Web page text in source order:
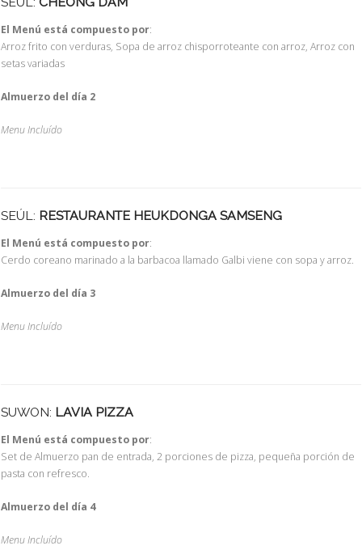
El Menú está compuesto por:
Arroz frito con verduras, Sopa de arroz chisporroteante con arroz, Arroz con
setas variadas
Almuerzo del día 2
Menu Incluído
SEÚL: RESTAURANTE HEUKDONGA SAMSENG
El Menú está compuesto por:
Cerdo coreano marinado a la barbacoa llamado Galbi viene con sopa y arroz.
Almuerzo del día 3
Menu Incluído
SUWON: LAVIA PIZZA
El Menú está compuesto por:
Set de Almuerzo pan de entrada, 2 porciones de pizza, pequeña porción de
pasta con refresco.
Almuerzo del día 4
Menu Incluído